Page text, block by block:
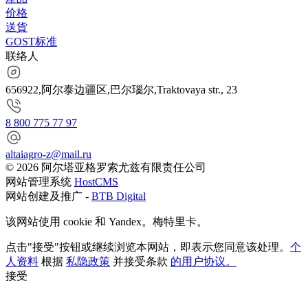
价格
送貨
GOST标准
联络人
656922,阿尔泰边疆区,巴尔瑙尔,Traktovaya str., 23
8 800 775 77 97
altaiagro-z@mail.ru
© 2026 阿尔塔亚格罗索尤兹有限责任公司
网站管理系统 HostCMS
网站创建及推广 - BTB Digital
该网站使用 cookie 和 Yandex。梅特里卡。
点击"接受"按钮或继续浏览本网站，即表示您同意该处理。 个
人资料 根据 私隐政策 并接受条款 的用户协议。
接受